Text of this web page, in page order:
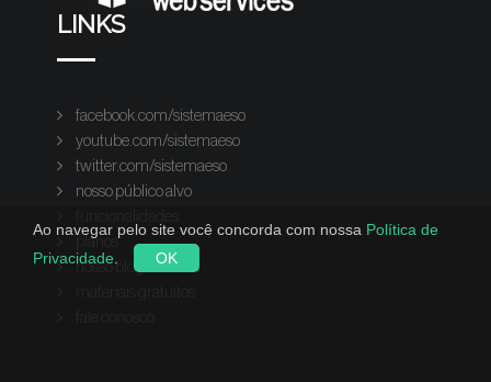
LINKS
facebook.com/sistemaeso
youtube.com/sistemaeso
twitter.com/sistemaeso
nosso público alvo
planos
nosso blog
Ao navegar pelo site você concorda com nossa Política de
Privacidade
OK